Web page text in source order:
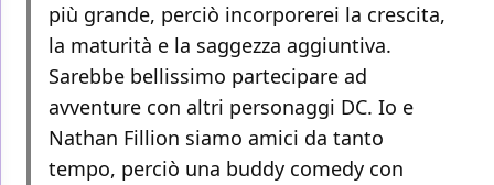
più grande, perciò incorporerei la crescita,
la maturità e la saggezza aggiuntiva.
Sarebbe bellissimo partecipare ad
avventure con altri personaggi DC. Io e
Nathan Fillion siamo amici da tanto
tempo, perciò una buddy comedy con